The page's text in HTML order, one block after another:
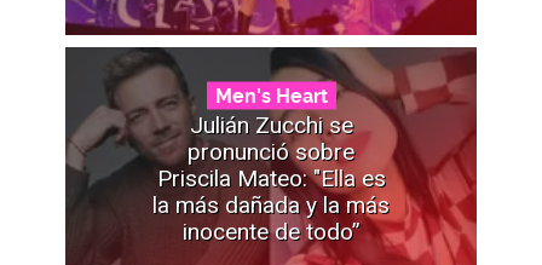
Men's Heart
Julián Zucchi se
pronunció sobre
Priscila Mateo: "Ella es
la más dañada y la más
inocente de todo”